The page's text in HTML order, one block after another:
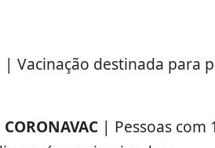
| Vacinação destinada para
| Pessoas com